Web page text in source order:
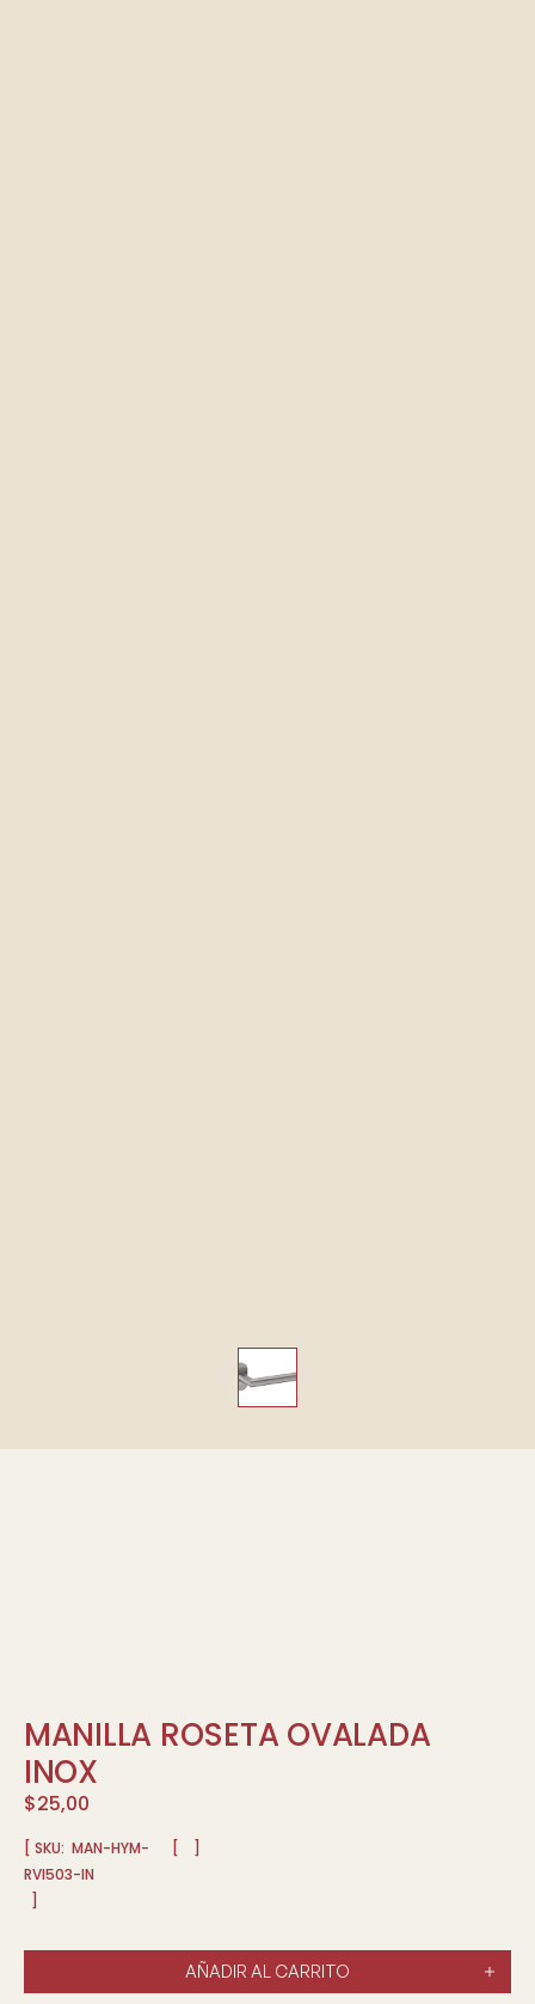
MANILLA ROSETA OVALADA
INOX
$25,00
[ SKU: MAN-HYM-
RVI503-IN
]
[ ]
AÑADIR AL CARRITO